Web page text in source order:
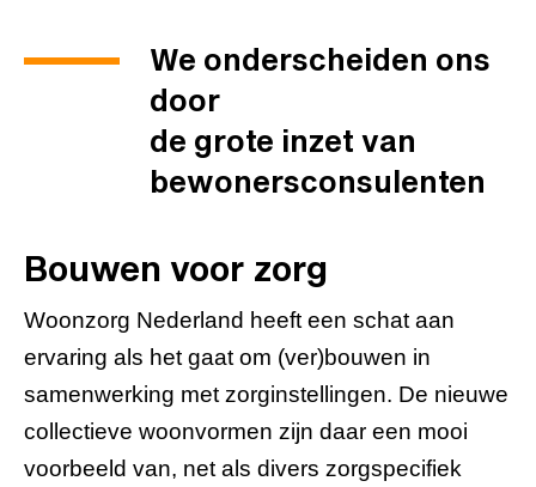
We onderscheiden ons
door
de grote inzet van
bewonersconsulenten
Bouwen voor zorg
Woonzorg Nederland heeft een schat aan
ervaring als het gaat om (ver)bouwen in
samenwerking met zorginstellingen. De nieuwe
collectieve woonvormen zijn daar een mooi
voorbeeld van, net als divers zorgspecifiek